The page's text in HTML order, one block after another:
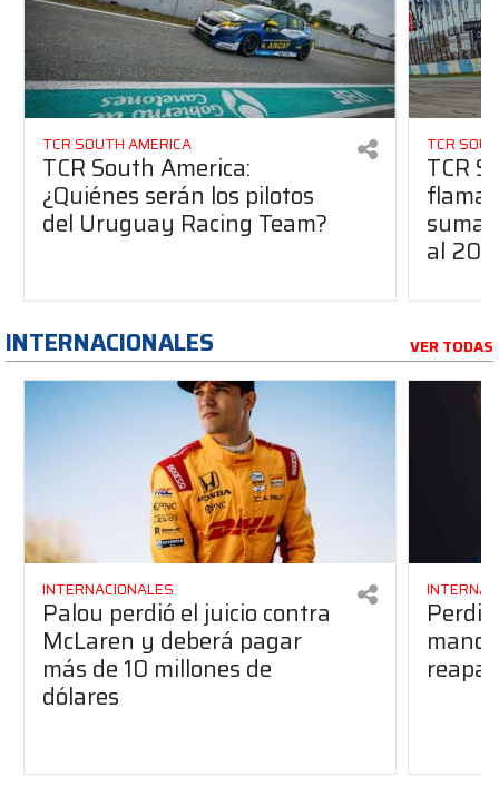
TCR SOUTH AMERICA
TCR South America:
¿Quiénes serán los pilotos
del Uruguay Racing Team?
TCR
TCR
suma
al
INTERNACIONALES VER TODAS
INTERNACIONALES
Palou perdió el juicio contra
McLaren y deberá pagar
más de 10 millones de
dólares